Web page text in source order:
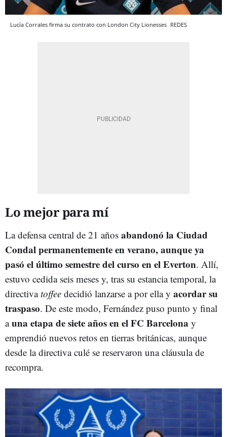
Lucía Corrales firma su contrato con London City Lionesses REDES
Lo mejor para mí
La defensa central de 21 años abandonó la Ciudad
Condal permanentemente en verano, aunque ya
pasó el último semestre del curso en el Everton. Allí,
estuvo cedida seis meses y, tras su estancia temporal, la
directiva toffee decidió lanzarse a por ella y acordar su
traspaso. De este modo, Fernández puso punto y final
a una etapa de siete años en el FC Barcelona y
emprendió nuevos retos en tierras británicas, aunque
desde la directiva culé se reservaron una cláusula de
recompra.